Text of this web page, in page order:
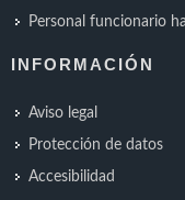
Personal funcionario
INFORMACIÓN
Aviso legal
Protección de datos
Accesibilidad